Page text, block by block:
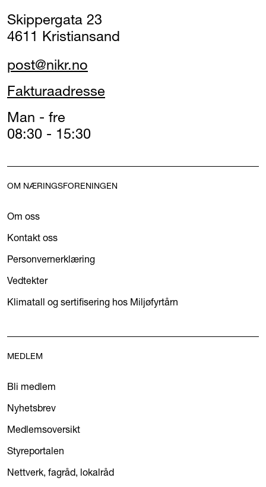
Skippergata 23
4611 Kristiansand
post@nikr.no
Fakturaadresse
Man - fre
08:30 - 15:30
OM NÆRINGSFORENINGEN
Om oss
Kontakt oss
Personvernerklæring
Vedtekter
Klimatall og sertifisering hos Miljøfyrtårn
MEDLEM
Bli medlem
Nyhetsbrev
Medlemsoversikt
Styreportalen
Nettverk, fagråd, lokalråd